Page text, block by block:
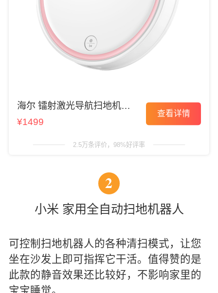
海尔 镭射激光导航扫地机器
人
¥1499
查看详情
2.5万条评价，98%好评率
2
小米 家用全自动扫地机器人
可控制扫地机器人的各种清扫模式，让您
坐在沙发上即可指挥它干活。值得赞的是
此款的静音效果还比较好，不影响家里的
宝宝睡觉。